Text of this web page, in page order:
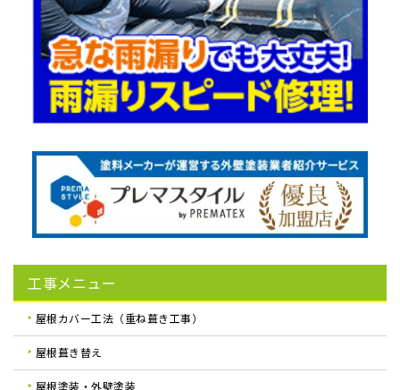
工事メニュー
屋根カバー工法（重ね葺き工事）
屋根葺き替え
屋根塗装・外壁塗装